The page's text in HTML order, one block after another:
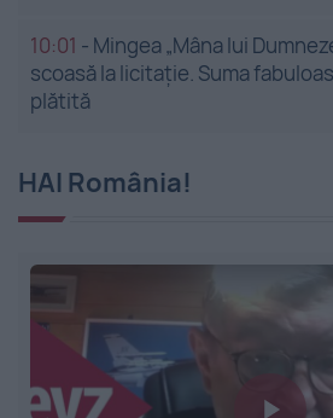
10:01 - Mingea „Mâna lui
scoasă la licitație. Suma
plătită
HAI România!